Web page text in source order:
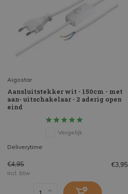
Aigostar
Aansluitstekker wit - 150cm - met
aan- uitschakelaar - 2 aderig open
eind
Vergelijk
Deliverytime
€4,95 €3,95
Incl. btw